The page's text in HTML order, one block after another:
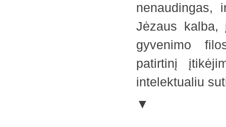
nenaudingas,
Jėzaus kalba,
gyvenimo
patirtinį
intelektualiu
▼